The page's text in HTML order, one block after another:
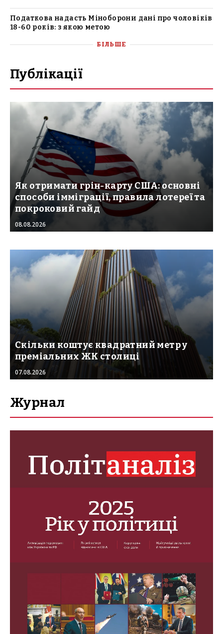
Податкова надасть Міноборони дані про чоловіків
18-60 років: з якою метою
БІЛЬШЕ
Публікації
Як отримати грін-карту США: основні
способи імміграції, правила лотереї та
покроковий гайд
08.08.2026
Скільки коштує квадратний метр у
преміальних ЖК столиці
07.08.2026
Журнал